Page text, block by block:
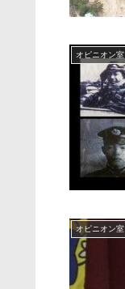
オピニオン室
オピニオン室